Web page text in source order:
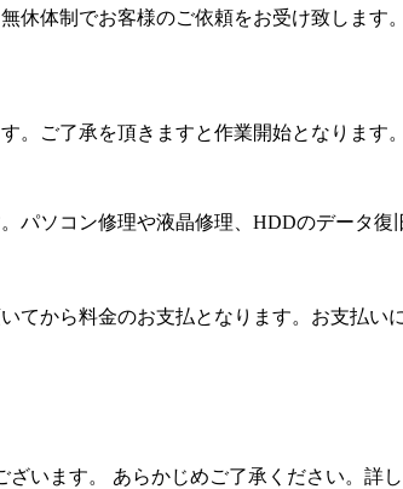
休体制でお客様のご依頼をお受け致しま
。ご了承を頂きますと作業開始となります
パソコン修理や液晶修理、HDDのデータ復
てから料金のお支払となります。お支払い
います。 あらかじめご了承ください。詳